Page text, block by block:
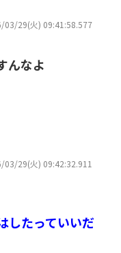
03/29(火) 09:41:58.577
んなよ
03/29(火) 09:42:32.911
したっていいだ